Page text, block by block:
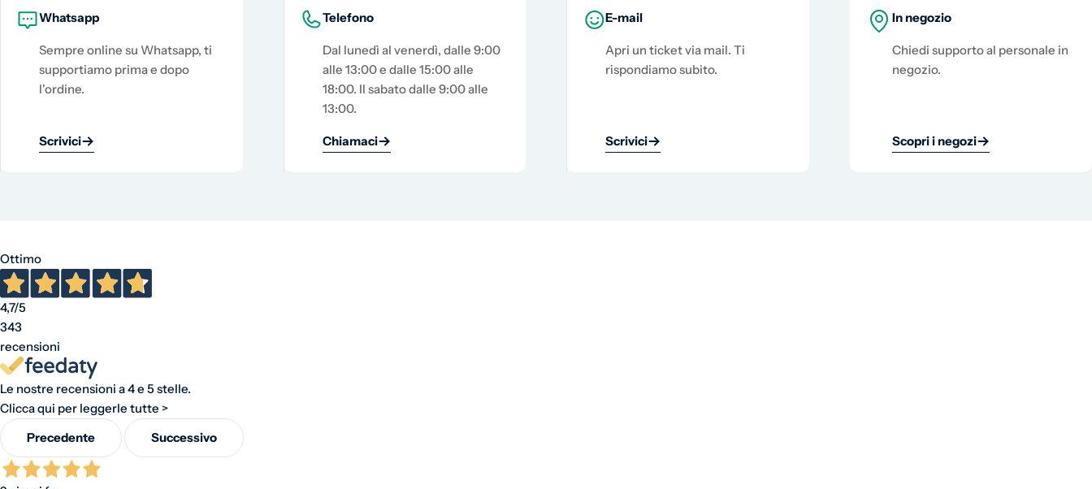
Whatsapp
Sempre online su Whatsapp, ti
supportiamo prima e dopo
l'ordine.
Scrivici
Telefono
Dal lunedì al venerdì, dalle 9:00
alle 13:00 e dalle 15:00 alle
18:00. Il sabato dalle 9:00 alle
13:00.
Chiamaci
E-mail
Apri un ticket via mail. Ti
rispondiamo subito.
Scrivici
In negozio
Chiedi supporto al personale in
negozio.
Scopri i negozi
Ottimo
4,7/5
343
recensioni
Le nostre recensioni a 4 e 5 stelle.
Clicca qui per leggerle tutte >
Precedente
Successivo